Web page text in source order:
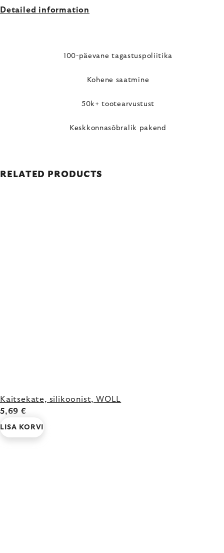
Detailed information
100-päevane tagastuspoliitika
Kohene saatmine
50k+ tootearvustust
Keskkonnasõbralik pakend
RELATED PRODUCTS
Kaitsekate, silikoonist, WOLL
5,69 €
LISA KORVI